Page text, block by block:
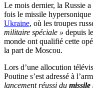
Le mois dernier, la Russie
fois le missile
Ukraine, où les troupes
militaire spéciale » depuis
monde ont qualifié cette
la part de Moscou.
Lors d’une allocution
Poutine s’est adressé à
lancement réussi du missile